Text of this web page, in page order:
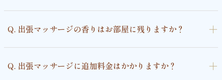
Q. 出張マッサージの香りはお部屋に残りますか？ ＋
Q. 出張マッサージに追加料金はかかりますか？ ＋